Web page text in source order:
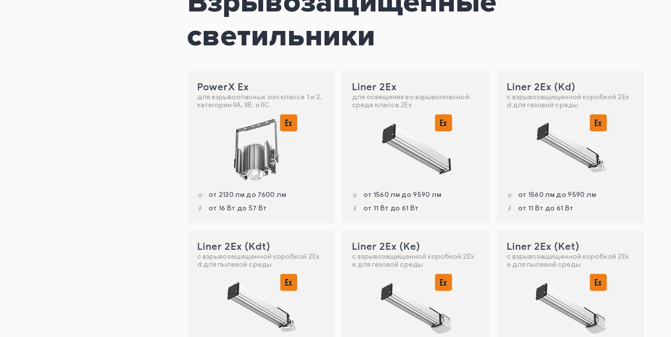
светильники
PowerX Ex
для взрывоопасных зон класса 1 и 2,
категории IIA, IIB, и IIC
от 2130 лм до 7600 лм
от 16 Вт до 57 Вт
Liner 2Ex
для освещения во взрывоопасной
среде класса 2Ех
от 1560 лм до 9590 лм
от 11 Вт до 61 Вт
Liner 2Ex (Kd)
с взрывозащищенной коробкой 2Ех
d для газовой среды
от 1560 лм до 9590 лм
от 11 Вт до 61 Вт
Liner 2Ex (Kdt)
с взрывозащищенной коробкой 2Ех
d для пылевой среды
Liner 2Ex (Ke)
с взрывозащищенной коробкой 2Ех
е для газовой среды
Liner 2Ex (Ket)
с взрывозащищенной коробкой 2Ех
е для пылевой среды